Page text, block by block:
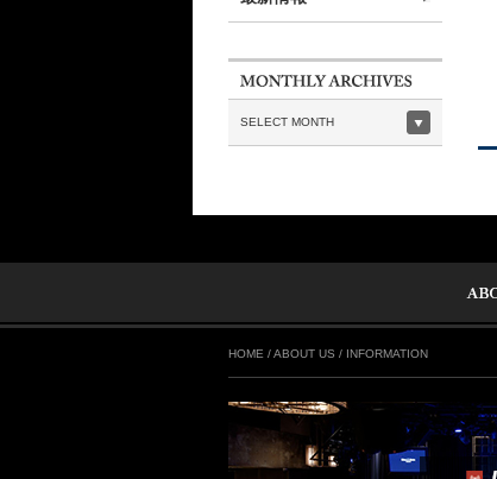
SELECT MONTH
HOME /ABOUT US / INFORMATION